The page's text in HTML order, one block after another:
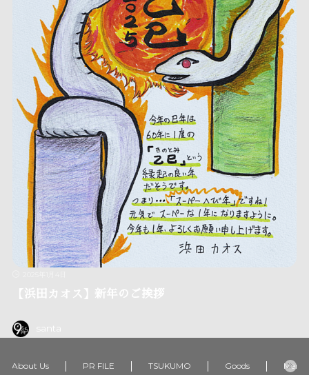
【浜田カオス】新年のご挨拶
santa
About Us PR FILE TSUKUMO Goods